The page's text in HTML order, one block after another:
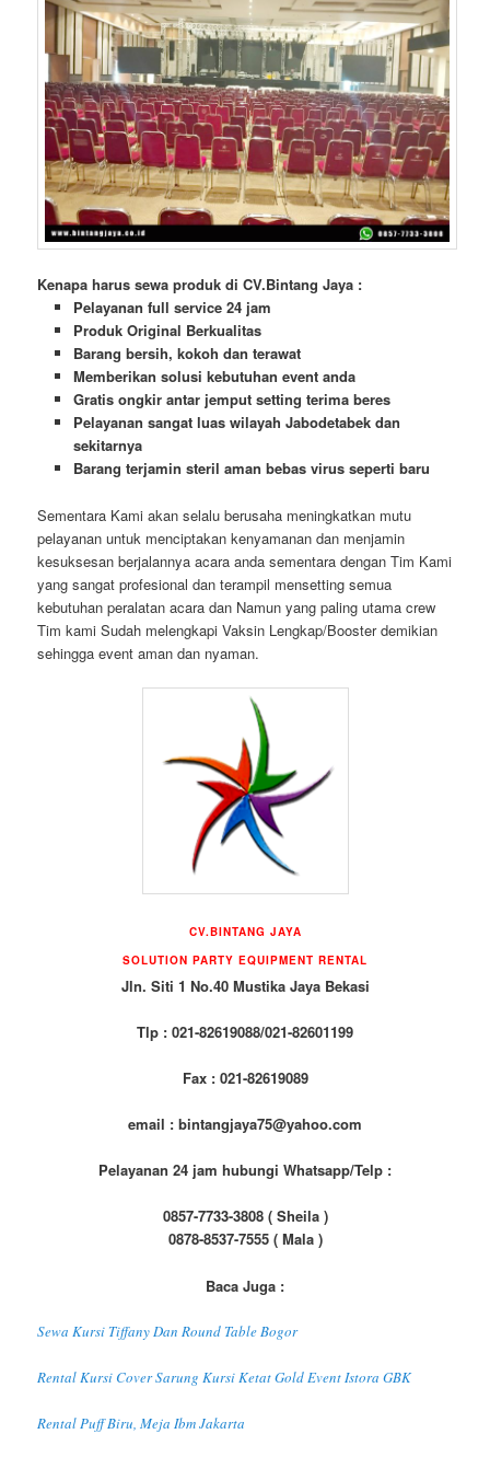
Kenapa harus sewa produk di CV.Bintang Jaya :
Pelayanan full service 24 jam
Produk Original Berkualitas
Barang bersih, kokoh dan terawat
Memberikan solusi kebutuhan event anda
Gratis ongkir antar jemput setting terima beres
Pelayanan sangat luas wilayah Jabodetabek dan
sekitarnya
Barang terjamin steril aman bebas virus seperti baru
Sementara Kami akan selalu berusaha meningkatkan mutu
pelayanan untuk menciptakan kenyamanan dan menjamin
kesuksesan berjalannya acara anda sementara dengan Tim Kami
yang sangat profesional dan terampil mensetting semua
kebutuhan peralatan acara dan Namun yang paling utama crew
Tim kami Sudah melengkapi Vaksin Lengkap/Booster demikian
sehingga event aman dan nyaman.
CV.BINTANG JAYA
SOLUTION PARTY EQUIPMENT RENTAL
Jln. Siti 1 No.40 Mustika Jaya Bekasi
Tlp : 021-82619088/021-82601199
Fax : 021-82619089
email : bintangjaya75@yahoo.com
Pelayanan 24 jam hubungi Whatsapp/Telp :
0857-7733-3808 ( Sheila )
0878-8537-7555 ( Mala )
Baca Juga :
Sewa Kursi Tiffany Dan Round Table Bogor
Rental Kursi Cover Sarung Kursi Ketat Gold Event Istora GBK
Rental Puff Biru, Meja Ibm Jakarta